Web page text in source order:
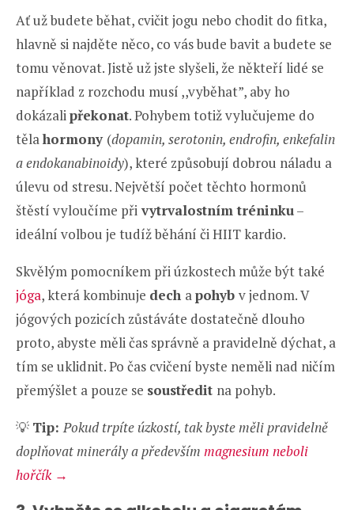
Ať už budete běhat, cvičit jogu nebo chodit do fitka,
hlavně si najděte něco, co vás bude bavit a budete se
tomu věnovat. Jistě už jste slyšeli, že někteří lidé se
například z rozchodu musí ,,vyběhat”, aby ho
dokázalipřekonat. Pohybem totiž vylučujeme do
tělahormony (dopamin, serotonin, endrofin, enkefalin
a endokanabinoidy), které způsobují dobrou náladu a
úlevu od stresu. Největší počet těchto hormonů
štěstí vyloučíme při vytrvalostním tréninku–
ideální volbou je tudíž běhání či HIIT kardio.
Skvělým pomocníkem při úzkostech může být také
jóga, která kombinuje dech apohyb v jednom. V
jógových pozicích zůstáváte dostatečně dlouho
proto, abyste měli čas správně a pravidelně dýchat, a
tím se uklidnit. Po čas cvičení byste neměli nad ničím
přemýšlet a pouze se soustředit na pohyb.
💡 Tip:Pokud trpíte úzkostí, tak byste měli pravidelně
doplňovat minerály a především magnesium neboli
hořčík →